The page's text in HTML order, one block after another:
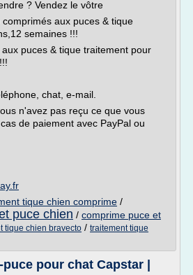
? Vendez le vôtre
aux puces & tique
semaines !!!
puces & tique traitement pour
chat, e-mail.
n'avez pas reçu ce que vous
de paiement avec PayPal ou
tique chien comprime /
puce chien / comprime puce et
tique chien bravecto / traitement tique
pour chat Capstar |